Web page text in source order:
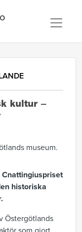
kultur –
historiska
Östergötlands